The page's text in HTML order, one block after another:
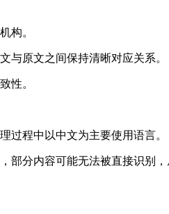
构。
与原文之间保持清晰对应关系。
性。
过程中以中文为主要使用语言。
分内容可能无法被直接识别，